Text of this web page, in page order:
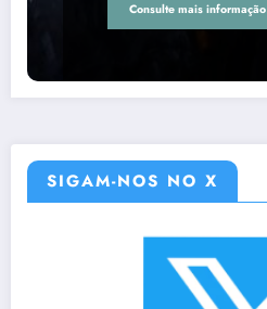
Consulte mais informação
SIGAM-NOS NO X